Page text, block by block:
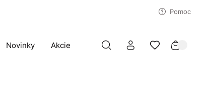
Pomoc
Novinky Akcie